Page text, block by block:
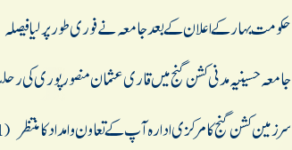
حکومت بہار کے اعلان کے بعد جا معه نے فوری طور پر لیا فیصلہ
جامعہ حسینیہ مدنی کشن گنج میں قاری عثمان منصورپوری کی
سرزمین کشن گنج کامرکزی ادارہ آپ کےتعاون وامداد کا منتظر (2021-03-04)